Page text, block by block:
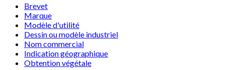
Brevet
Marque
Modèle d'utilité
Dessin ou modèle industriel
Nom commercial
Indication géographique
Obtention végétale